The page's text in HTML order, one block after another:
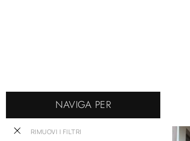
NAVIGA PER
RIMUOVI I FILTRI